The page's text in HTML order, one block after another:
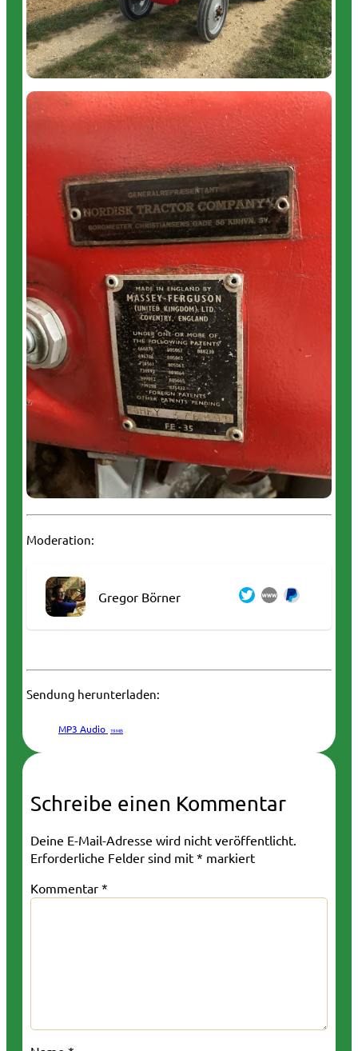
Moderation:
Gregor Börner
Sendung herunterladen:
MP3 Audio 19 MB
Schreibe einen Kommentar
Deine E-Mail-Adresse wird nicht veröffentlicht.
Erforderliche Felder sind mit * markiert
Kommentar *